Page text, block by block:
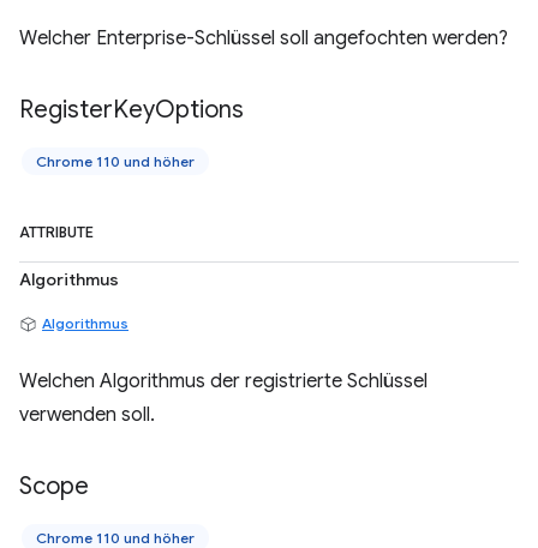
Welcher Enterprise-Schlüssel soll angefochten werden?
RegisterKeyOptions
Chrome 110 und höher
ATTRIBUTE
Algorithmus
Algorithmus
Welchen Algorithmus der registrierte Schlüssel
verwenden soll.
Scope
Chrome 110 und höher